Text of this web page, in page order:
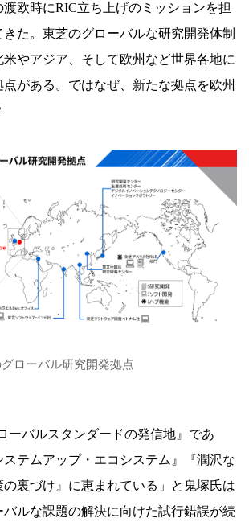
欧時にRIC立ち上げのミッションを担
た。東芝のグローバルな研究開発体制
米やアジア、そして欧州など世界各地に
がある。ではなぜ、新たな拠点を欧州
ローバル研究開発拠点
ーバルスタンダードの発信地』であ
ステムアップ・エコシステム』『潤沢な
裏づけ』に恵まれている」と鬼塚氏は
ルな課題の解決に向けた試行錯誤が続